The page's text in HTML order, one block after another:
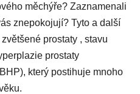
měchýře? Zaznamenali
znepokojují? Tyto a další
prostaty , stavu
prostaty
který postihuje mnoho